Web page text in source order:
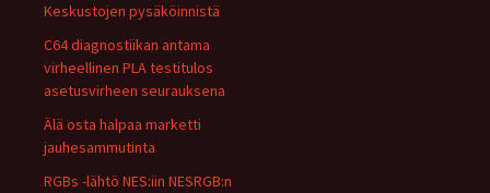
Keskustojen pysäköinnistä
C64 diagnostiikan antama
virheellinen PLA testitulos
asetusvirheen seurauksena
Älä osta halpaa marketti
jauhesammutinta
RGBs -lähtö NES:iin NESRGB:n